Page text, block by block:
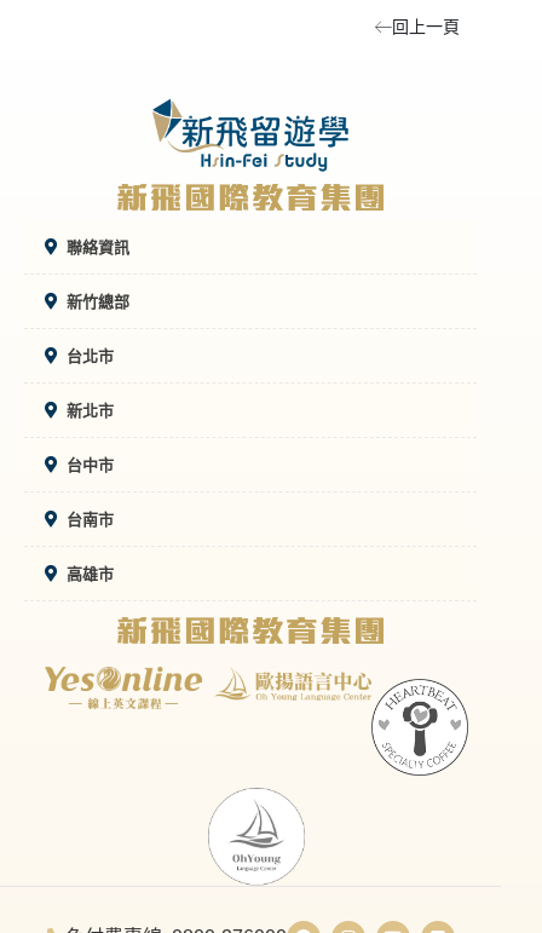
回上一頁
聯絡資訊
新竹總部
台北市
新北市
台中市
台南市
高雄市